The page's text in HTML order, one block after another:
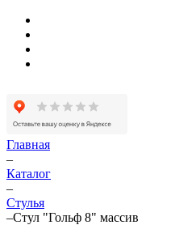
Главная
–
Каталог
–
Стулья
–Стул "Гольф 8" массив